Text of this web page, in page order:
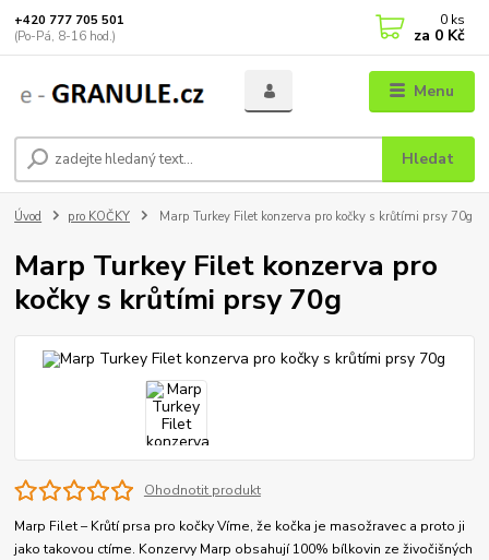
Menu
Hledat
+420 777 705 501
(Po-Pá, 8-16 hod.)
0 ks
za 0 Kč
Úvod pro KOČKY Marp Turkey Filet konzerva pro kočky s krůtími prsy 70g
Marp Turkey Filet konzerva pro
kočky s krůtími prsy 70g
Ohodnotit produkt
Marp Filet – Krůtí prsa pro kočky Víme, že kočka je masožravec a proto ji
jako takovou ctíme. Konzervy Marp obsahují 100% bílkovin ze živočišných